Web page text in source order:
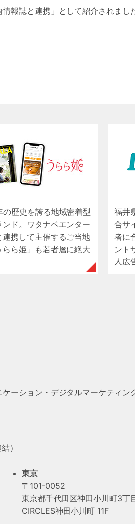
報誌と連携」として紹介されまし
の歴史を誇る地域密着型
ンド。ワタナベエンター
連携して主催するご当地
らら姫」も若者層に絶大
福井
合サ
者に
ント
人広
ーション・ デジタルマーケティン
）
東京
〒101-0052
東京都千代田区神田小川町3丁
CIRCLES神田小川町 11F